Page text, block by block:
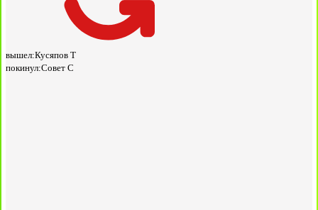
вышел:Кусяпов Т
покинул:Совет С